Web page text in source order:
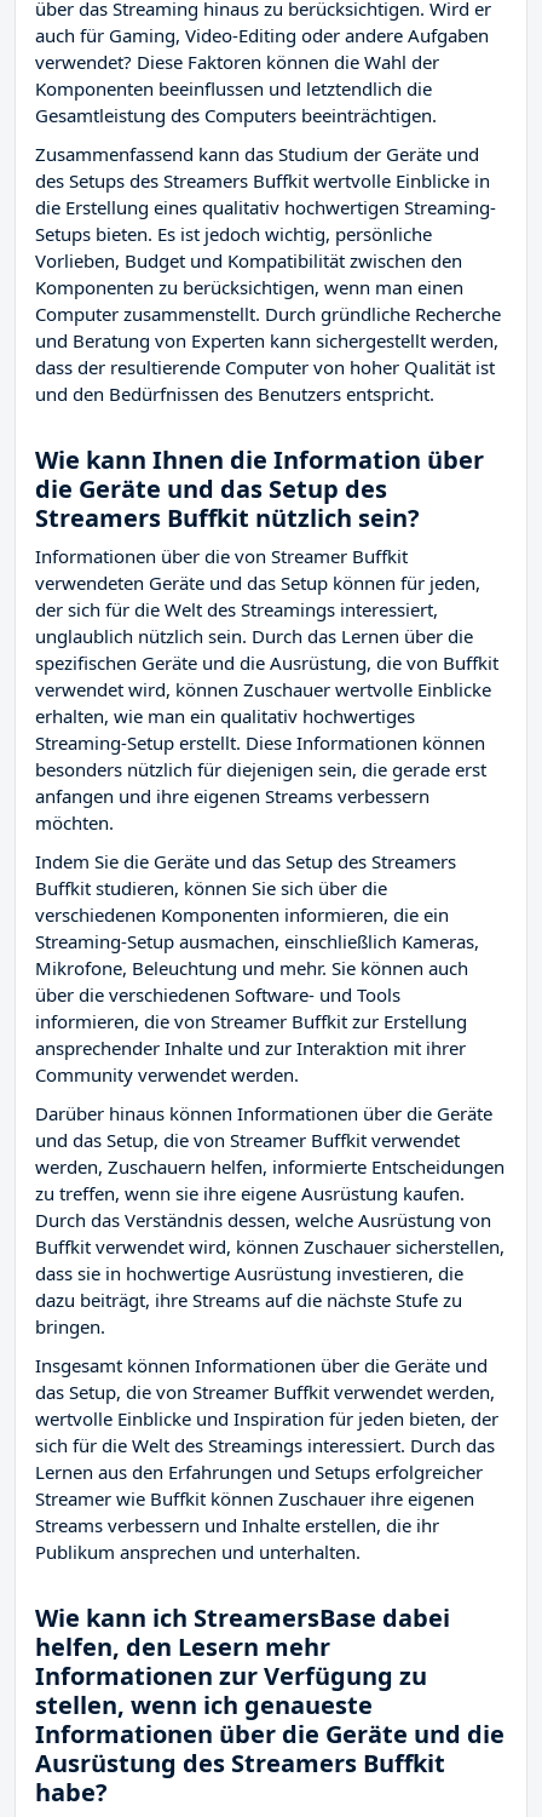
über das Streaming hinaus zu berücksichtigen. Wird er
auch für Gaming, Video-Editing oder andere Aufgaben
verwendet? Diese Faktoren können die Wahl der
Komponenten beeinflussen und letztendlich die
Gesamtleistung des Computers beeinträchtigen.
Zusammenfassend kann das Studium der Geräte und
des Setups des Streamers Buffkit wertvolle Einblicke in
die Erstellung eines qualitativ hochwertigen Streaming-
Setups bieten. Es ist jedoch wichtig, persönliche
Vorlieben, Budget und Kompatibilität zwischen den
Komponenten zu berücksichtigen, wenn man einen
Computer zusammenstellt. Durch gründliche Recherche
und Beratung von Experten kann sichergestellt werden,
dass der resultierende Computer von hoher Qualität ist
und den Bedürfnissen des Benutzers entspricht.
Wie kann Ihnen die Information über
die Geräte und das Setup des
Streamers Buffkit nützlich sein?
Informationen über die von Streamer Buffkit
verwendeten Geräte und das Setup können für jeden,
der sich für die Welt des Streamings interessiert,
unglaublich nützlich sein. Durch das Lernen über die
spezifischen Geräte und die Ausrüstung, die von Buffkit
verwendet wird, können Zuschauer wertvolle Einblicke
erhalten, wie man ein qualitativ hochwertiges
Streaming-Setup erstellt. Diese Informationen können
besonders nützlich für diejenigen sein, die gerade erst
anfangen und ihre eigenen Streams verbessern
möchten.
Indem Sie die Geräte und das Setup des Streamers
Buffkit studieren, können Sie sich über die
verschiedenen Komponenten informieren, die ein
Streaming-Setup ausmachen, einschließlich Kameras,
Mikrofone, Beleuchtung und mehr. Sie können auch
über die verschiedenen Software- und Tools
informieren, die von Streamer Buffkit zur Erstellung
ansprechender Inhalte und zur Interaktion mit ihrer
Community verwendet werden.
Darüber hinaus können Informationen über die Geräte
und das Setup, die von Streamer Buffkit verwendet
werden, Zuschauern helfen, informierte Entscheidungen
zu treffen, wenn sie ihre eigene Ausrüstung kaufen.
Durch das Verständnis dessen, welche Ausrüstung von
Buffkit verwendet wird, können Zuschauer sicherstellen,
dass sie in hochwertige Ausrüstung investieren, die
dazu beiträgt, ihre Streams auf die nächste Stufe zu
bringen.
Insgesamt können Informationen über die Geräte und
das Setup, die von Streamer Buffkit verwendet werden,
wertvolle Einblicke und Inspiration für jeden bieten, der
sich für die Welt des Streamings interessiert. Durch das
Lernen aus den Erfahrungen und Setups erfolgreicher
Streamer wie Buffkit können Zuschauer ihre eigenen
Streams verbessern und Inhalte erstellen, die ihr
Publikum ansprechen und unterhalten.
Wie kann ich StreamersBase dabei
helfen, den Lesern mehr
Informationen zur Verfügung zu
stellen, wenn ich genaueste
Informationen über die Geräte und die
Ausrüstung des Streamers Buffkit
habe?